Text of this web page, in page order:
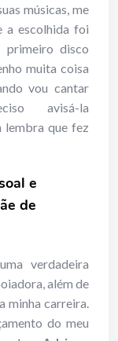
músicas, me
a escolhida foi
disco
muita coisa
vou cantar
avisá-la
lembra que fez
e
de
verdadeira
além de
minha carreira.
do meu